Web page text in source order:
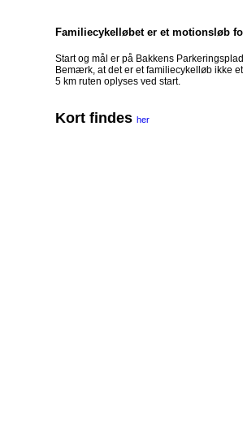
Familiecykelløbet er et motionsløb
Start og mål er på Bakkens
Bemærk, at det er et familiecykelløb ikke
5 km ruten oplyses ved start.
Kort findes her